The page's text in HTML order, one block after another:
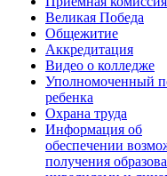
Великая Победа
Общежитие
Аккредитация
Видео о колледже
Уполномоченный
ребенка
Охрана труда
Информация об
обеспечении
получения